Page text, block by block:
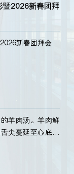
2026新春团拜
新春团拜会
羊肉汤。羊肉鲜
尖蔓延至心底。